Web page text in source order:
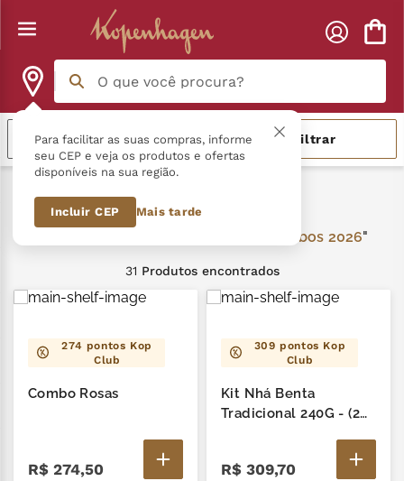
Para facilitar as suas compras, informe
seu CEP e veja os produtos e ofertas
disponíveis na sua região.
Incluir CEP Mais tarde
O que você procura?
Relevância Filtrar
kits-e-combos 2026
kits-e-combos 2026
31 Produtos
274 pontos Kop
Club
Combo Rosas
R$ 274,50
309 pontos Kop
Club
Kit Nhá Benta
Tradicional 240G - (2
R$ 309,70
Termos mais buscados
4º trufa
kit
zero lactose